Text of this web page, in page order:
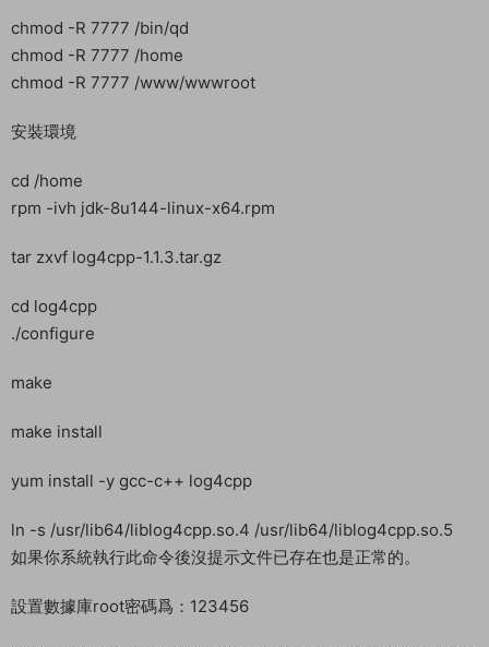
PS:隻單獨開放遊戲端口不關閉防火牆，有效解決被删庫風險~!
後我們在執行解壓服務端等剩餘操作。記得把PHP禁用函數也設
解壓
cd /
給權限
chmod -R 7777 /bin/qd
chmod -R 7777 /www/wwwroot
安裝環境
cd /home
rpm -ivh jdk-8u144-linux-x64.rpm
tar zxvf log4cpp-1.1.3.tar.gz